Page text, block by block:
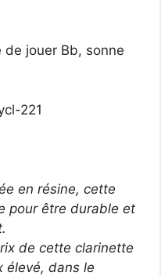
de jouer Bb, sonne
en résine, cette
pour être durable et
de cette clarinette
élevé, dans le